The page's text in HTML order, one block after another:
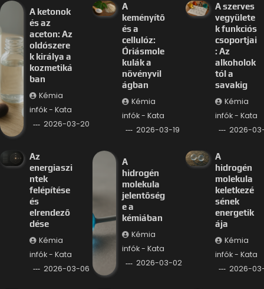
A ketonok
és az
aceton: Az
oldószere
k királya a
kozmetiká
ban
Kémia
infók - Kata
2026-03-20
A
keményítő
és a
cellulóz:
Óriásmole
kulák a
növényvil
ágban
Kémia
infók - Kata
2026-03-19
A szerves
vegyülete
k funkciós
csoportjai
: Az
alkoholok
tól a
savakig
Kémia
infók - Kata
2026-
Az
energiaszi
ntek
felépítése
és
elrendező
dése
Kémia
infók - Kata
2026-03-06
A
hidrogén
molekula
jelentőség
e a
kémiában
Kémia
infók - Kata
2026-03-02
A
hidrogén
molekula
keletkezé
sének
energetik
ája
Kémia
infók - Kata
2026-